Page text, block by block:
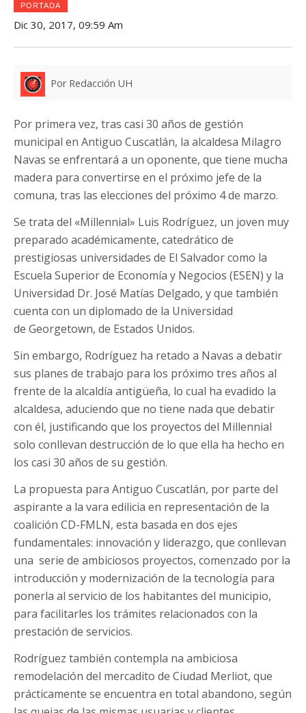
PORTADA
Dic 30, 2017, 09:59 Am
Por Redacción UH
Por primera vez, tras casi 30 años de gestión
municipal en Antiguo Cuscatlán, la alcaldesa Milagro
Navas se enfrentará a un oponente, que tiene mucha
madera para convertirse en el próximo jefe de la
comuna, tras las elecciones del próximo 4 de marzo.
Se trata del «Millennial» Luis Rodríguez, un joven muy
preparado académicamente, catedrático de
prestigiosas universidades de El Salvador como la
Escuela Superior de Economía y Negocios (ESEN) y la
Universidad Dr. José Matías Delgado, y que también
cuenta con un diplomado de la Universidad
de Georgetown, de Estados Unidos.
Sin embargo, Rodríguez ha retado a Navas a debatir
sus planes de trabajo para los próximo tres años al
frente de la alcaldía antigüeña, lo cual ha evadido la
alcaldesa, aduciendo que no tiene nada que debatir
con él, justificando que los proyectos del Millennial
solo conllevan destrucción de lo que ella ha hecho en
los casi 30 años de su gestión.
La propuesta para Antiguo Cuscatlán, por parte del
aspirante a la vara edilicia en representación de la
coalición CD-FMLN, esta basada en dos ejes
fundamentales: innovación y liderazgo, que conllevan
una serie de ambiciosos proyectos, comenzado por la
introducción y modernización de la tecnología para
ponerla al servicio de los habitantes del municipio,
para facilitarles los trámites relacionados con la
prestación de servicios.
Rodríguez también contempla na ambiciosa
remodelación del mercadito de Ciudad Merliot, que
prácticamente se encuentra en total abandono, según